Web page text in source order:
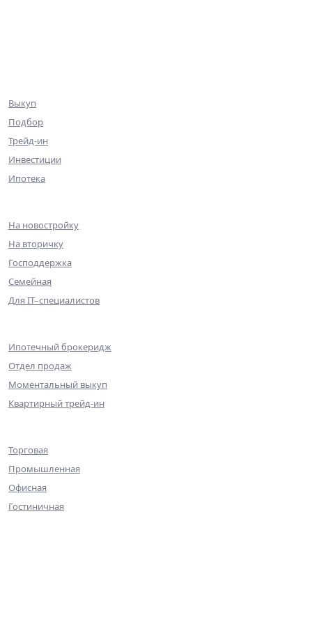
Выкуп
Подбор
Трейд-ин
Инвестиции
Ипотека
На новостройку
На вторичку
Господдержка
Семейная
Для IT–специалистов
Ипотечный брокеридж
Отдел продаж
Моментальный выкуп
Квартирный трейд-ин
Торговая
Промышленная
Офисная
Гостиничная